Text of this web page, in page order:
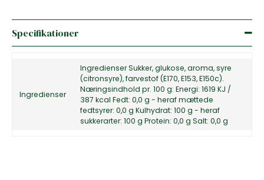
Specifikationer
Ingredienser
Ingredienser Sukker, glukose, aroma, syre
(citronsyre), farvestof (E170, E153, E150c).
Næringsindhold pr. 100 g: Energi: 1619 KJ /
387 kcal Fedt: 0,0 g - heraf mættede
fedtsyrer: 0,0 g Kulhydrat: 100 g - heraf
sukkerarter: 100 g Protein: 0,0 g Salt: 0,0 g